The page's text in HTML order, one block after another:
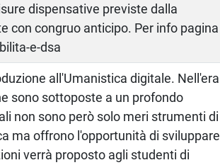
dispensative previste dalla
con congruo anticipo. Per info pagina
e-dsa
all'Umanistica digitale. Nell'era
sono sottoposte a un profondo
non sono però solo meri strumenti di
ma offrono l'opportunità di sviluppare
verrà proposto agli studenti di